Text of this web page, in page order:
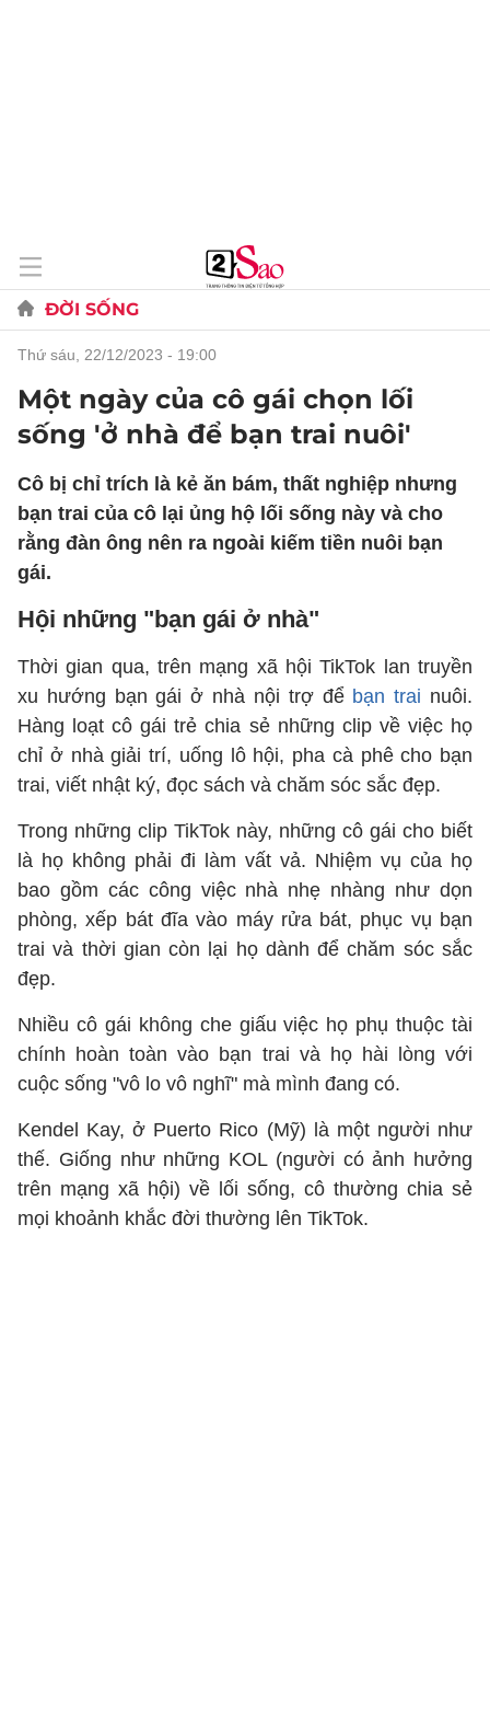
ĐỜI SỐNG
thứ sáu, 22/12/2023 - 19:00
Một ngày của cô gái chọn lối
sống 'ở nhà để bạn trai nuôi'
Cô bị chỉ trích là kẻ ăn bám, thất nghiệp nhưng
bạn trai của cô lại ủng hộ lối sống này và cho
rằng đàn ông nên ra ngoài kiếm tiền nuôi bạn
gái.
Hội những "bạn gái ở nhà"
Thời gian qua, trên mạng xã hội TikTok lan truyền
xu hướng bạn gái ở nhà nội trợ để bạn trai nuôi.
Hàng loạt cô gái trẻ chia sẻ những clip về việc họ
chỉ ở nhà giải trí, uống lô hội, pha cà phê cho bạn
trai, viết nhật ký, đọc sách và chăm sóc sắc đẹp.
Trong những clip TikTok này, những cô gái cho biết
là họ không phải đi làm vất vả. Nhiệm vụ của họ
bao gồm các công việc nhà nhẹ nhàng như dọn
phòng, xếp bát đĩa vào máy rửa bát, phục vụ bạn
trai và thời gian còn lại họ dành để chăm sóc sắc
đẹp.
Nhiều cô gái không che giấu việc họ phụ thuộc tài
chính hoàn toàn vào bạn trai và họ hài lòng với
cuộc sống "vô lo vô nghĩ" mà mình đang có.
Kendel Kay, ở Puerto Rico (Mỹ) là một người như
thế. Giống như những KOL (người có ảnh hưởng
trên mạng xã hội) về lối sống, cô thường chia sẻ
mọi khoảnh khắc đời thường lên TikTok.